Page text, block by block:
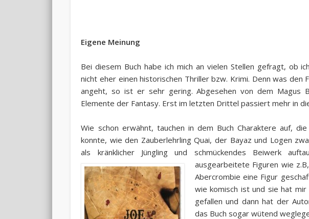
Eigene Meinung
Bei diesem Buch habe ich mich an vielen Stellen gefragt, ob
nicht eher einen historischen Thriller bzw. Krimi. Denn was den
angeht, so ist er sehr gering. Abgesehen von dem Magus
Elemente der Fantasy. Erst im letzten Drittel passiert mehr in
Wie schon erwähnt, tauchen in dem Buch Charaktere auf,
konnte, wie den Zauberlehrling Quai, der Bayaz und Logen
als kränklicher Jüngling und schmückendes Beiwerk
ausgearbeitete Figuren wie
Abercrombie eine Figur
wie komisch ist und sie hat
gefallen und dann hat der
das Buch sogar wütend